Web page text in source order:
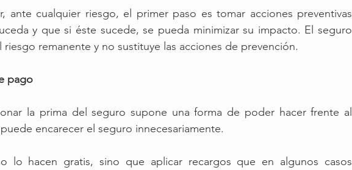
ante cualquier riesgo, el primer paso es tomar acciones preventivas
y que si éste sucede, se pueda minimizar su impacto. El seguro
remanente y no sustituye las acciones de prevención.
pago
la prima del seguro supone una forma de poder hacer frente al
encarecer el seguro innecesariamente.
lo hacen gratis, sino que aplicar recargos que en algunos casos